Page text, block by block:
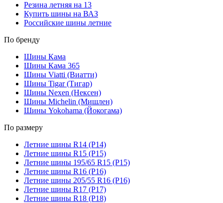
Резина летняя на 13
Купить шины на ВАЗ
Российские шины летние
По бренду
Шины Кама
Шины Кама 365
Шины Viatti (Виатти)
Шины Tigar (Тигар)
Шины Nexen (Нексен)
Шины Michelin (Мишлен)
Шины Yokohama (Йокогама)
По размеру
Летние шины R14 (Р14)
Летние шины R15 (Р15)
Летние шины 195/65 R15 (Р15)
Летние шины R16 (Р16)
Летние шины 205/55 R16 (Р16)
Летние шины R17 (Р17)
Летние шины R18 (Р18)